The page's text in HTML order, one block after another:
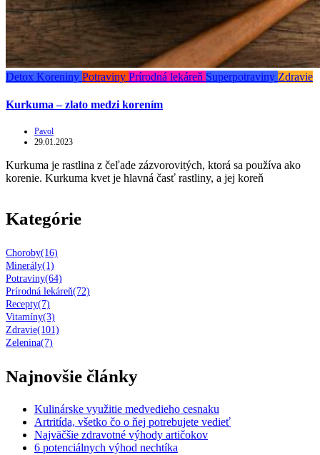
Detox Koreniny Potraviny Prírodná lekáreň Superpotraviny Zdravie
Kurkuma – zlato medzi korením
Pavol
29.01.2023
Kurkuma je rastlina z čeľade zázvorovitých, ktorá sa používa ako
korenie. Kurkuma kvet je hlavná časť rastliny, a jej koreň
Kategórie
Choroby(16)
Minerály(1)
Potraviny(64)
Prírodná lekáreň(72)
Recepty(7)
Vitamíny(3)
Zdravie(101)
Zelenina(7)
Najnovšie články
Kulinárske využitie medvedieho cesnaku
Artritída, všetko čo o ňej potrebujete vedieť
Najväčšie zdravotné výhody artičokov
6 potenciálnych výhod nechtíka